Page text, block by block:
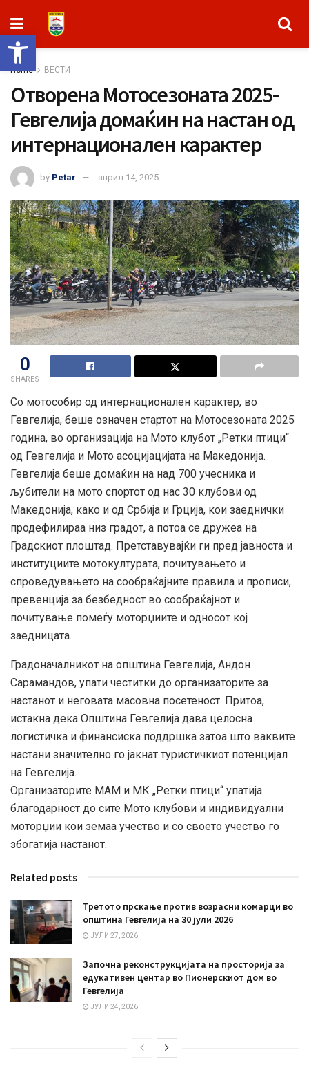
Open toolbar
Home ВЕСТИ
Отворена Мотосезоната 2025-
Гевгелија домаќин на настан од
интернационален карактер
by Petar април 14, 2025
0
SHARES
Со мотособир од интернационален карактер, во
Гевгелија, беше означен стартот на Мотосезоната 2025
година, во организација на Мото клубот „Ретки птици“
од Гевгелија и Мото асоцијацијата на Македонија.
Гевгелија беше домаќин на над 700 учесника и
љубители на мото спортот од нас 30 клубови од
Македонија, како и од Србија и Грција, кои заеднички
продефилираа низ градот, а потоа се дружеа на
Градскиот плоштад. Претставувајќи ги пред јавноста и
институциите мотокултурата, почитувањето и
спроведувањето на сообраќајните правила и прописи,
превенција за безбедност во сообраќајнот и
почитување помеѓу моторџиите и односот кој
заедницата.
Градоначалникот на општина Гевгелија, Андон
Сарамандов, упати честитки до организаторите за
настанот и неговата масовна посетеност. Притоа,
истакна дека Општина Гевгелија дава целосна
логистичка и финансиска поддршка затоа што ваквите
настани значително го јакнат туристичкиот потенцијал
на Гевгелија.
Организаторите МАМ и МК „Ретки птици“ упатија
благодарност до сите Мото клубови и индивидуални
моторџии кои земаа учество и со своето учество го
збогатија настанот.
Related posts
Третото прскање против возрасни комарци во
општина Гевгелија на 30 јули 2026
ЈУЛИ 27, 2026
Започна реконструкцијата на просторија за
едукативен центар во Пионерскиот дом во
Гевгелија
ЈУЛИ 24, 2026